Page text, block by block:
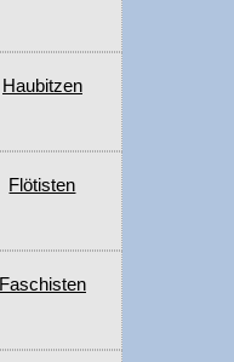
Haubitzen
Flötisten
Faschisten